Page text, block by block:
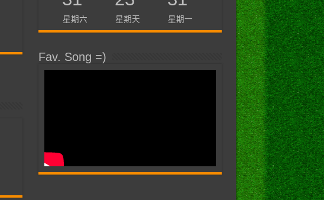
星期六 星期天 星期一
Fav. Song =)